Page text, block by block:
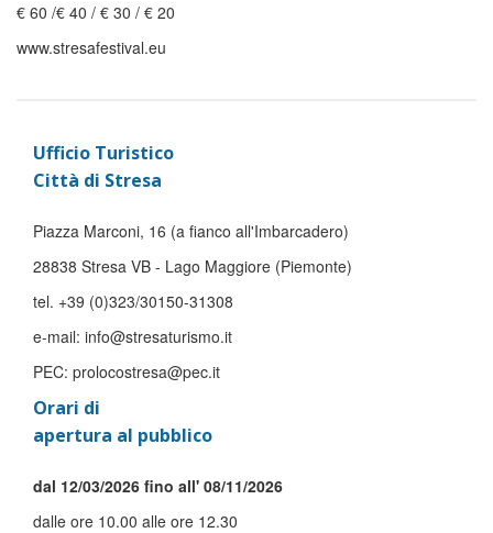
€ 60 /€ 40 / € 30 / € 20
www.stresafestival.eu
Ufficio Turistico
Città di Stresa
Piazza Marconi, 16 (a fianco all'Imbarcadero)
28838 Stresa VB - Lago Maggiore (Piemonte)
tel. +39 (0)323/30150-31308
e-mail: info@stresaturismo.it
PEC: prolocostresa@pec.it
Orari di
apertura al pubblico
dal 12/03/2026 fino all' 08/11/2026
dalle ore 10.00 alle ore 12.30